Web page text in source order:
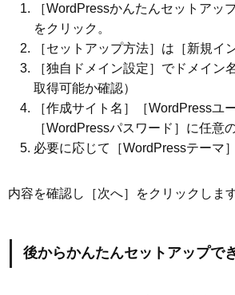
［WordPressかんたんセットアッ
をクリック。
［セットアップ方法］は［新規イ
［独自ドメイン設定］でドメイン
取得可能か確認）
［作成サイト名］［WordPressユ
［WordPressパスワード］に任意
必要に応じて［WordPressテーマ
内容を確認し［次へ］をクリックします
後からかんたんセットアップで